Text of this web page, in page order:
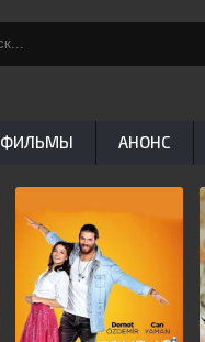
ФИЛЬМЫ АНОНС